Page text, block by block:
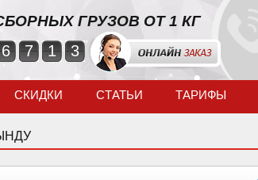
ГРУЗОВ ОТ 1 КГ
6 7 1 3
СКИДКИ СТАТЬИ ТАРИФЫ